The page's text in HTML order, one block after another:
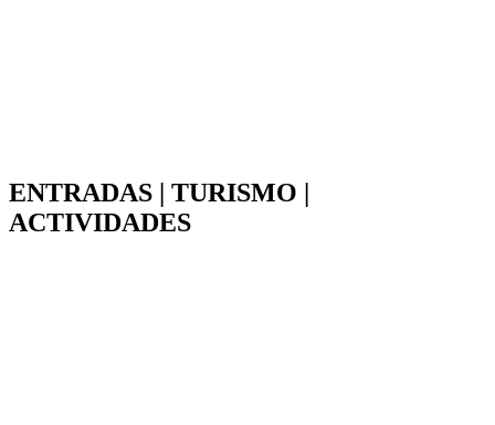
ENTRADAS | TURISMO |
ACTIVIDADES